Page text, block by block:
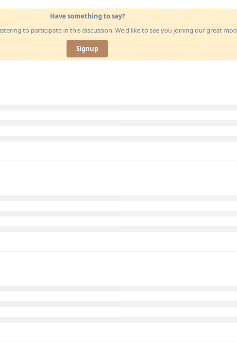
Have something to say?
to participate in this discussion. We'd like to see you joining our great
Signup